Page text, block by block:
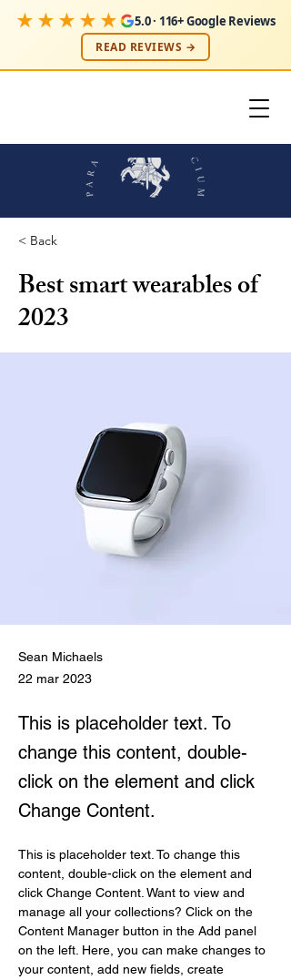
★★★★★ 5.0 · 116+ Google Reviews
READ REVIEWS →
< Back
Best smart wearables of
2023
Sean Michaels
22 mar 2023
This is placeholder text. To
change this content, double-
click on the element and click
Change Content.
This is placeholder text. To change this
content, double-click on the element and
click Change Content. Want to view and
manage all your collections? Click on the
Content Manager button in the Add panel
on the left. Here, you can make changes to
your content, add new fields, create